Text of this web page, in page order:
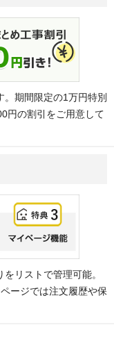
期間限定の1万円特別
円の割引をご用意して
リストで管理可能。
ージでは注文履歴や保